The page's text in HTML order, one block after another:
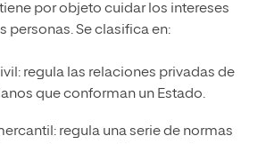
por objeto cuidar los intereses
personas. Se clasifica en:
regula las relaciones privadas de
que conforman un Estado.
regula una serie de normas